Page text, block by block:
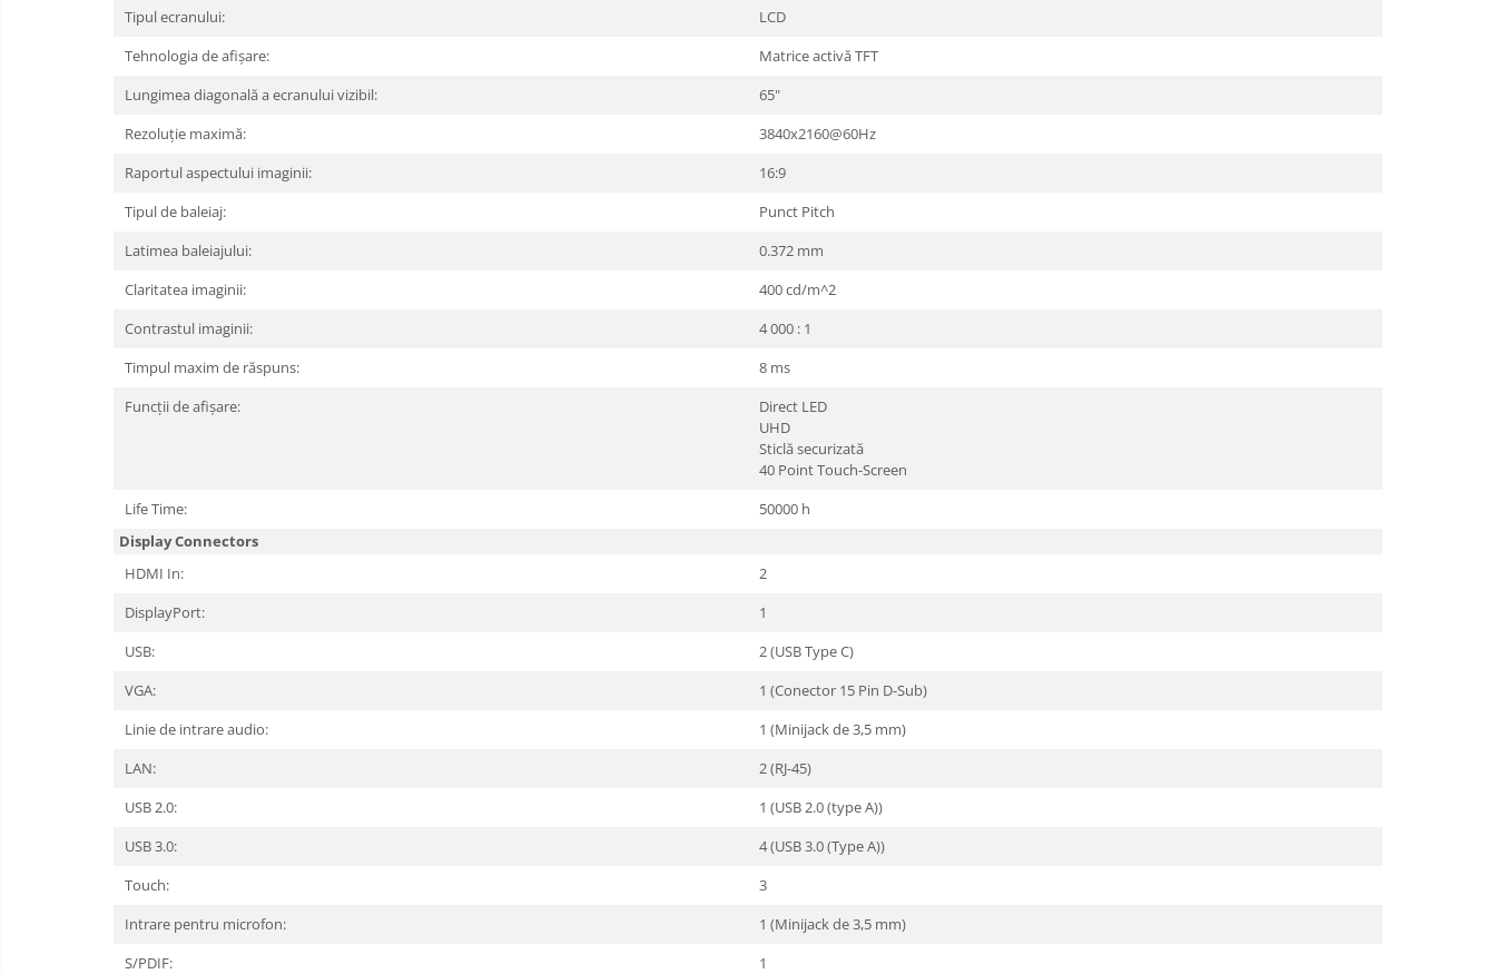
Multifunctionale
Imprimante 3D
Televizoare & accesorii
Multiboard & Accessorii
Tipul ecranului:
LCD
Tehnologia de afișare:
Matrice activă TFT
Lungimea diagonală a ecranului vizibil:
65"
Rezoluție maximă:
3840x2160@60Hz
Raportul aspectului imaginii:
16:9
Tipul de baleiaj:
Punct Pitch
Latimea baleiajului:
0.372 mm
Claritatea imaginii:
400 cd/m^2
Contrastul imaginii:
4 000 : 1
Timpul maxim de răspuns:
8 ms
Funcții de afișare:
Direct LED
UHD
Sticlă securizată
40 Point Touch-Screen
Life Time:
50000 h
Display Connectors
HDMI In:
2
DisplayPort:
1
USB:
2 (USB Type C)
VGA:
1 (Conector 15 Pin D-Sub)
Linie de intrare audio:
1 (Minijack de 3,5 mm)
LAN:
2 (RJ-45)
USB 2.0:
1 (USB 2.0 (type A))
USB 3.0:
4 (USB 3.0 (Type A))
Touch:
3
Intrare pentru microfon:
1 (Minijack de 3,5 mm)
S/PDIF:
1